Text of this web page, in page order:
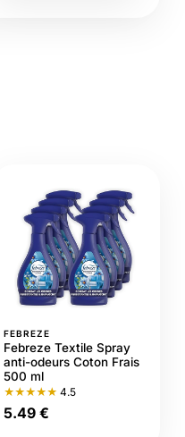
FEBREZE
Febreze Textile Spray
anti-odeurs Coton Frais
500 ml
★★★★★ 4.5
5.49 €